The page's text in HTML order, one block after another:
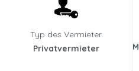
Typ des Vermieter
Privatvermieter